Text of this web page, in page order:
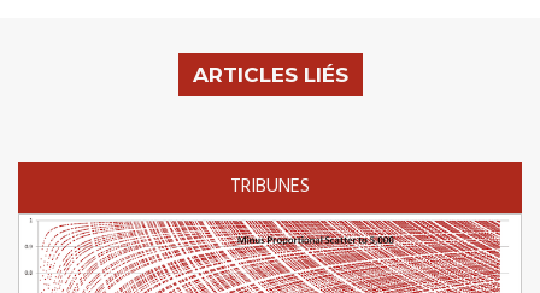
ARTICLES LIÉS
TRIBUNES